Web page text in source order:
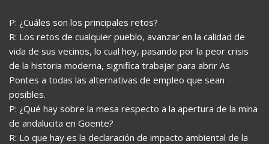
P: ¿Cuáles son los principales retos?
R: Los retos de cualquier pueblo, avanzar en la calidad de
vida de sus vecinos, lo cual hoy, pasando por la peor crisis
de la historia moderna, significa trabajar para abrir As
Pontes a todas las alternativas de empleo que sean
posibles.
P: ¿Qué hay sobre la mesa respecto a la apertura de la mina
de andalucita en Goente?
R: Lo que hay es la declaración de impacto ambiental de la